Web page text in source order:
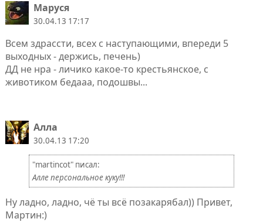
Маруся
30.04.13 17:17
Всем здрассти, всех с наступающими, впереди 5
выходных - держись, печень)
ДД не нра - личико какое-то крестьянское, с
животиком бедааа, подошвы...
Алла
30.04.13 17:20
"martincot" писал:
Алле персональное куку!!!
Ну ладно, ладно, чё ты всё позакарябал)) Привет,
Мартин:)